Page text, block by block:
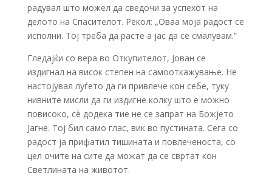
радувал што можел да сведочи за успехот на
делото на Спасителот. Рекол: „Оваа моја радост се
исполни. Тој треба да расте а јас да се смалувам.“
Гледајќи со вера во Откупителот, Јован се
издигнал на висок степен на самооткажување. Не
настојувал луѓето да ги привлече кон себе, туку
нивните мисли да ги издигне колку што е можно
повисоко, сè додека тие не се запрат на Божјето
Јагне. Тој бил само глас, вик во пустината. Сега со
радост ја прифатил тишината и повлеченоста, со
цел очите на сите да можат да се свртат кон
Светлината на животот.